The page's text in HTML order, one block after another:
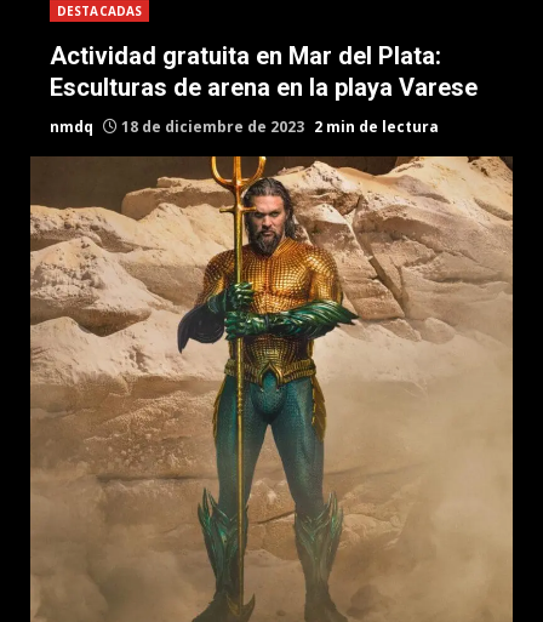
DESTACADAS
Actividad gratuita en Mar del Plata:
Esculturas de arena en la playa Varese
nmdq 18 de diciembre de 2023 2 min de lectura